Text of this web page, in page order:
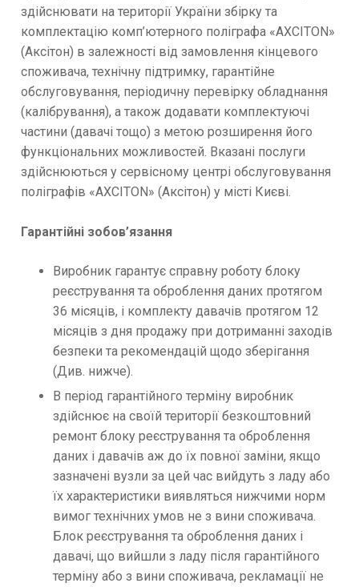
здійснювати на території України збірку та
комплектацію комп’ютерного поліграфа «AXCITON»
(Аксітон) в залежності від замовлення кінцевого
споживача, технічну підтримку, гарантійне
обслуговування, періодичну перевірку обладнання
(калібрування), а також додавати комплектуючі
частини (давачі тощо) з метою розширення його
функціональних можливостей. Вказані послуги
здійснюються у сервісному центрі обслуговування
поліграфів «AXCITON» (Аксітон) у місті Києві.
Гарантійні зобов’язання
Виробник гарантує справну роботу блоку
реєстрування та оброблення даних протягом
36 місяців, і комплекту давачів протягом 12
місяців з дня продажу при дотриманні заходів
безпеки та рекомендацій щодо зберігання
(Див. нижче).
В період гарантійного терміну виробник
здійснює на своїй території безкоштовний
ремонт блоку реєстрування та оброблення
даних і давачів аж до їх повної заміни, якщо
зазначені вузли за цей час вийдуть з ладу або
їх характеристики виявляться нижчими норм
вимог технічних умов не з вини споживача.
Блок реєстрування та оброблення даних і
давачі, що вийшли з ладу після гарантійного
терміну або з вини споживача, рекламації не